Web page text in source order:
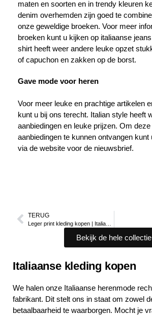
maten en soorten en in trendy kleuren
denim overhemden zijn goed te
onze geweldige broeken. Voor meer
broeken kunt u kijken op italiaanse
shirt heeft weer andere leuke opzet
of capuchon en zakken op de borst.
Gave mode voor heren
Voor meer leuke en prachtige artikelen
kunt u bij ons terecht. Italian style heeft
aanbiedingen en leuke prijzen. Om
aanbiedingen te kunnen ontvangen
via de website voor de nieuwsbrief.
TERUG
Bekijk de hele collectie
Italiaanse kleding kopen
We halen onze Italiaanse herenmode
fabrikant. Dit stelt ons in staat om zowel
betaalbaarheid te waarborgen. Mocht je